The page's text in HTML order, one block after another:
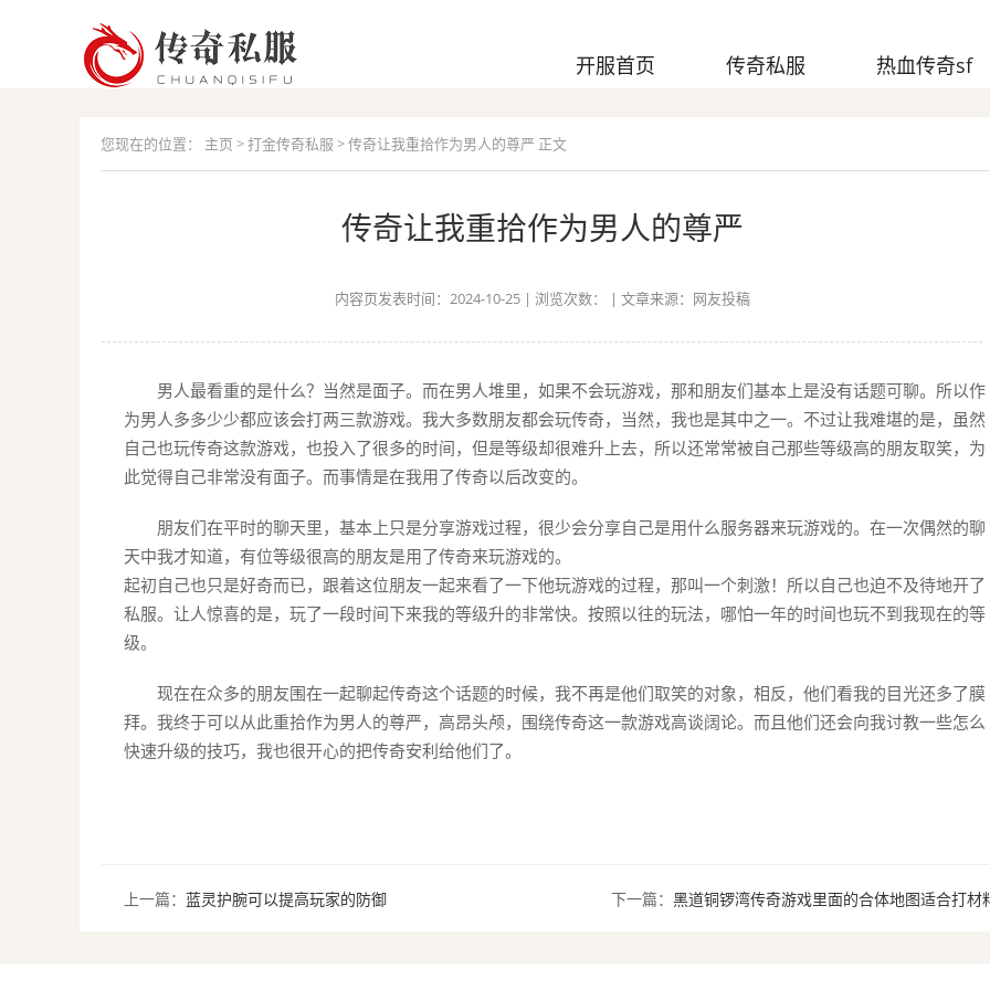
开服首页 传奇私服 热血传奇sf
您现在的位置： 主页 >打金传奇私服 > 传奇让我重拾作为男人的尊严 正文
传奇让我重拾作为男人的尊严
内容页发表时间：2024-10-25 | 浏览次数： | 文章来源：网友投稿
男人最看重的是什么？当然是面子。而在男人堆里，如果不会玩游戏，那和朋友们基本上是没有话题可聊。所以作
为男人多多少少都应该会打两三款游戏。我大多数朋友都会玩传奇，当然，我也是其中之一。不过让我难堪的是，虽然
自己也玩传奇这款游戏，也投入了很多的时间，但是等级却很难升上去，所以还常常被自己那些等级高的朋友取笑，为
此觉得自己非常没有面子。而事情是在我用了传奇以后改变的。
朋友们在平时的聊天里，基本上只是分享游戏过程，很少会分享自己是用什么服务器来玩游戏的。在一次偶然的聊
天中我才知道，有位等级很高的朋友是用了传奇来玩游戏的。
起初自己也只是好奇而已，跟着这位朋友一起来看了一下他玩游戏的过程，那叫一个刺激！所以自己也迫不及待地开了
私服。让人惊喜的是，玩了一段时间下来我的等级升的非常快。按照以往的玩法，哪怕一年的时间也玩不到我现在的等
级。
现在在众多的朋友围在一起聊起传奇这个话题的时候，我不再是他们取笑的对象，相反，他们看我的目光还多了膜
拜。我终于可以从此重拾作为男人的尊严，高昂头颅，围绕传奇这一款游戏高谈阔论。而且他们还会向我讨教一些怎么
快速升级的技巧，我也很开心的把传奇安利给他们了。
上一篇： 蓝灵护腕可以提高玩家的防御 下一篇：黑道铜锣湾传奇游戏里面的合体地图适合打材